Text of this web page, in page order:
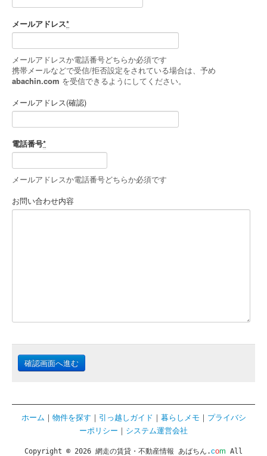
メールアドレス*
メールアドレスか電話番号どちらか必須です
携帯メールなどで受信/拒否設定をされている場合は、予め
abachin.com を受信できるようにしてください。
メールアドレス(確認)
電話番号*
メールアドレスか電話番号どちらか必須です
お問い合わせ内容
確認画面へ進む
ホーム ｜ 物件を探す ｜ 引っ越しガイド ｜ 暮らしメモ ｜ プライバシ
ーポリシー ｜ システム運営会社
Copyright © 2026 網走の賃貸・不動産情報 あばちん.com All